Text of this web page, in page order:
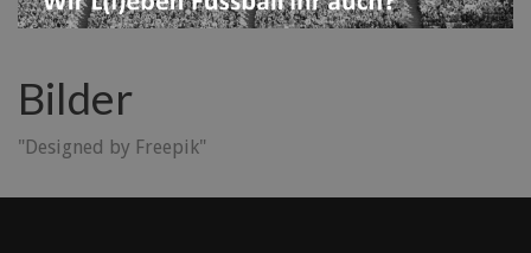
Bilder
"Designed by Freepik"